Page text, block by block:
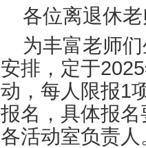
各位离退休
为丰富老师
安排，定于
动，每人限报1
报名，具体报
各活动室负责人